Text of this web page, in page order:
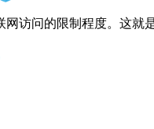
访问的限制程度。这就